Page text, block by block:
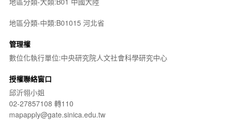
地區分類-中類:B01015 河北省
管理權
數位化執行單位:中央研究院人文社會科學研究中心
授權聯絡窗口
邱沂翎小姐
02-27857108 轉110
mapapply@gate.sinica.edu.tw